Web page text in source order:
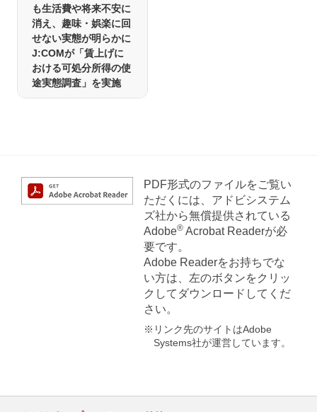
も生活費や将来不安に
消え、趣味・娯楽に回
せない実態が明らかに
J:COMが「賃上げに
おける可処分所得の使
途実態調査」を実施
PDF形式のファイルをご覧い
ただくには、アドビシステム
ズ社から無償提供されている
Adobe®Acrobat Readerが必
要です。
Adobe Readerをお持ちでな
い方は、左のボタンをクリッ
クしてダウンロードしてくだ
さい。
※リンク先のサイトはAdobe
Systems社が運営しています。